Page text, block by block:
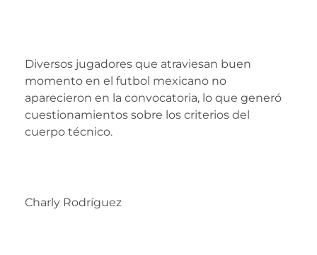
Diversos jugadores que atraviesan buen
momento en el futbol mexicano no
aparecieron en la convocatoria, lo que generó
cuestionamientos sobre los criterios del
cuerpo técnico.
Charly Rodríguez